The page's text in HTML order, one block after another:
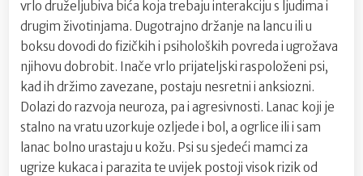
vrlo druželjubiva bića koja trebaju interakciju s ljudima i
drugim životinjama. Dugotrajno držanje na lancu ili u
boksu dovodi do fizičkih i psiholoških povreda i ugrožava
njihovu dobrobit. Inače vrlo prijateljski raspoloženi psi,
kad ih držimo zavezane, postaju nesretni i anksiozni.
Dolazi do razvoja neuroza, pa i agresivnosti. Lanac koji je
stalno na vratu uzorkuje ozljede i bol, a ogrlice ili i sam
lanac bolno urastaju u kožu. Psi su sjedeći mamci za
ugrize kukaca i parazita te uvijek postoji visok rizik od